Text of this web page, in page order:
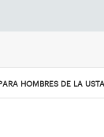
HOMBRES DE LA